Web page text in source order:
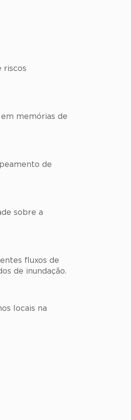
riscos
memórias de
de
sobre a
fluxos de
de inundação.
locais na